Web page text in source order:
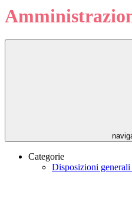
Categorie
Disposizioni generali